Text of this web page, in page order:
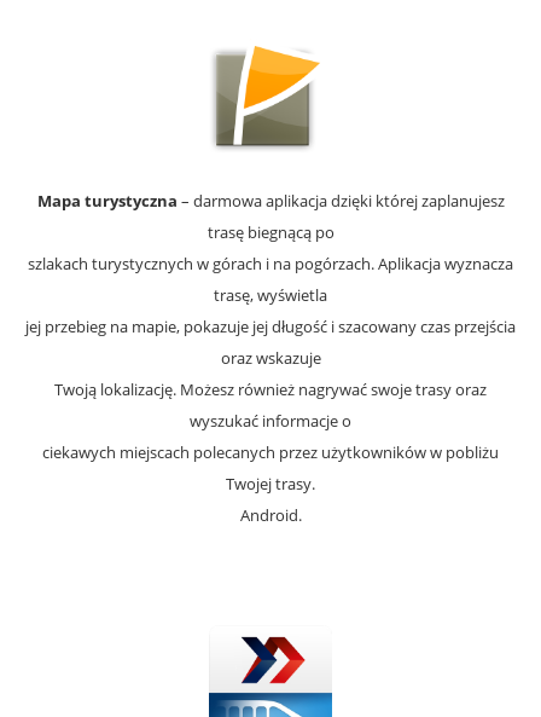
Mapa turystyczna – darmowa aplikacja dzięki której zaplanujesz
trasę biegnącą po
szlakach turystycznych w górach i na pogórzach. Aplikacja wyznacza
trasę, wyświetla
jej przebieg na mapie, pokazuje jej długość i szacowany czas przejścia
oraz wskazuje
Twoją lokalizację. Możesz również nagrywać swoje trasy oraz
wyszukać informacje o
ciekawych miejscach polecanych przez użytkowników w pobliżu
Twojej trasy.
Android.